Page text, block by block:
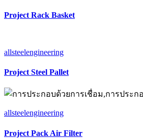
Project Rack Basket
allsteelengineering
Project Steel Pallet
allsteelengineering
Project Pack Air Filter